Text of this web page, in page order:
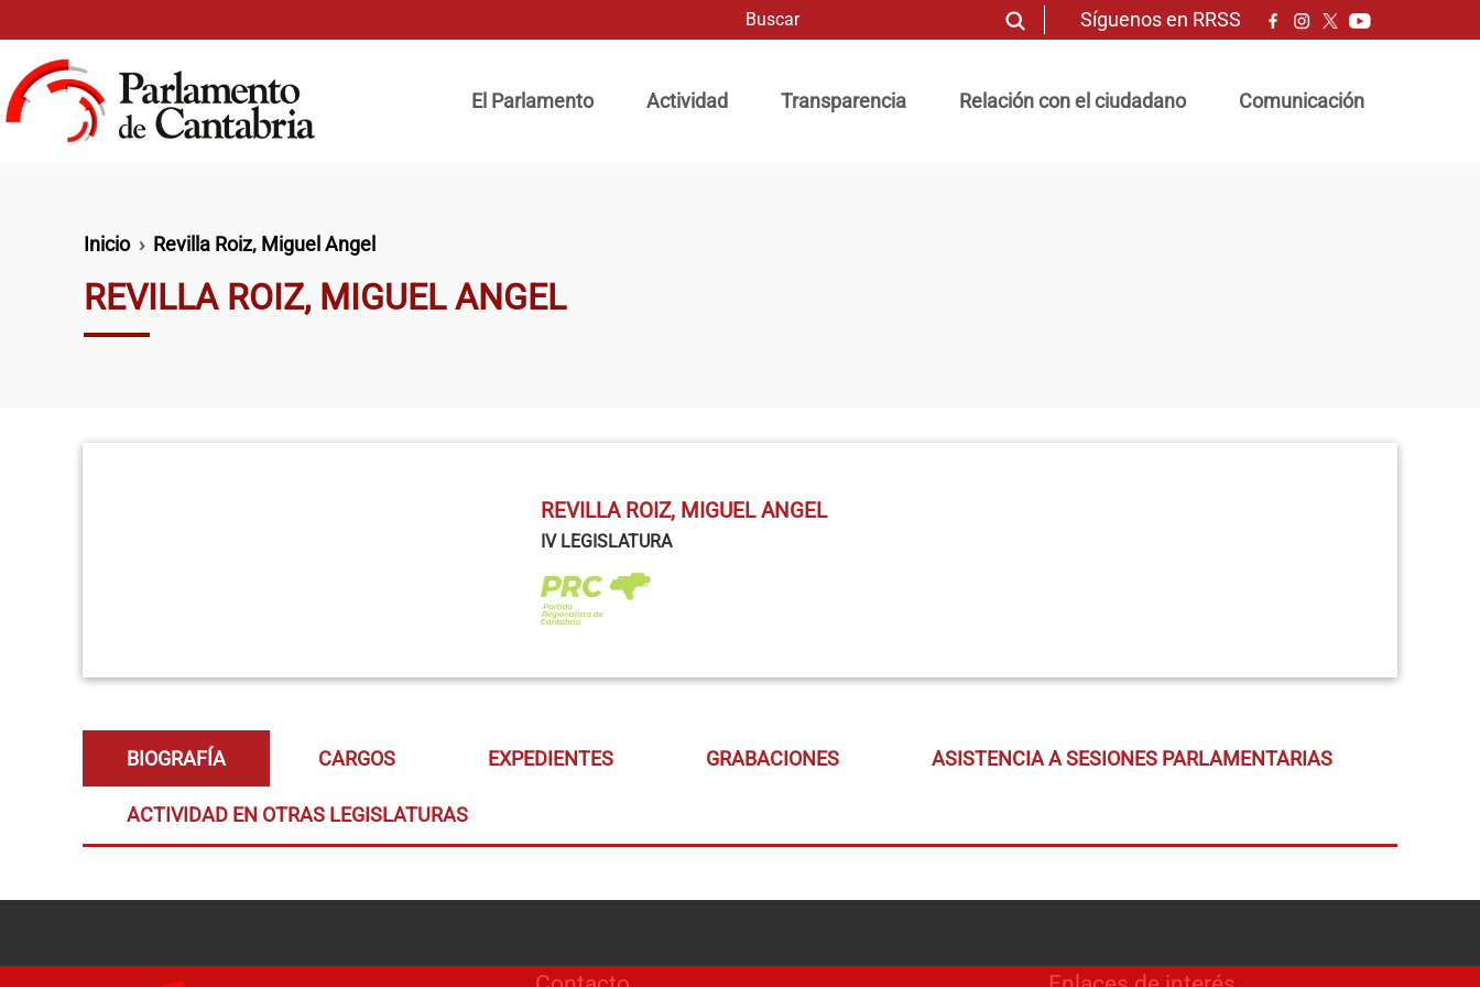
Síguenos en RRSS
El Parlamento
Actividad Transparencia Relación con el ciudadano Comunicación
Ruta de navegación
Inicio Revilla Roiz, Miguel Angel
REVILLA ROIZ, MIGUEL ANGEL
REVILLA ROIZ, MIGUEL ANGEL
IV LEGISLATURA
BIOGRAFÍA CARGOS EXPEDIENTES GRABACIONES ASISTENCIA A SESIONES PARLAMENTARIAS
ACTIVIDAD EN OTRAS LEGISLATURAS